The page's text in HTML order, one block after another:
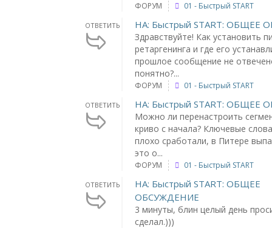
ФОРУМ 01 - Быстрый START
ОТВЕТИТЬ НА: Быстрый START: ОБЩЕЕ
Здравствуйте! Как установить
ретаргенинга и где его
прошлое сообщение не
понятно?...
ФОРУМ 01 - Быстрый START
ОТВЕТИТЬ НА: Быстрый START: ОБЩЕЕ
Можно ли перенастроить
криво с начала? Ключевые
плохо сработали, в Питере
это о...
ФОРУМ 01 - Быстрый START
ОТВЕТИТЬ
НА: Быстрый START: ОБЩЕЕ
ОБСУЖДЕНИЕ
3 минуты, блин целый день
сделал.)))